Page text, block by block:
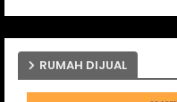
RUMAH DIJUAL